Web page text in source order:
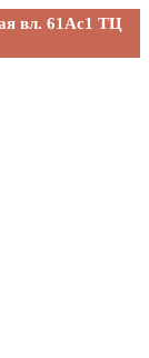
вл. 61Ас1 ТЦ